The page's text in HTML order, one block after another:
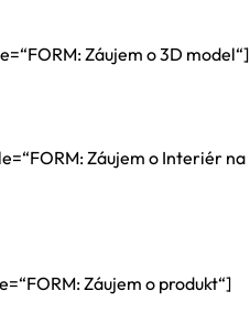
Záujem o 3D model“]
Záujem o Interiér na
Záujem o produkt“]